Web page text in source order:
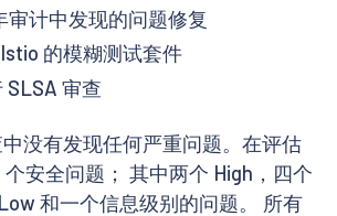
审计中发现的问题修复
的模糊测试套件
SLSA 审查
没有发现任何严重问题。在评估
个安全问题； 其中两个 High，四个
和一个信息级别的问题。 所有